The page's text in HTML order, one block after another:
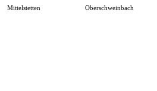
Mittelstetten Oberschweinbach